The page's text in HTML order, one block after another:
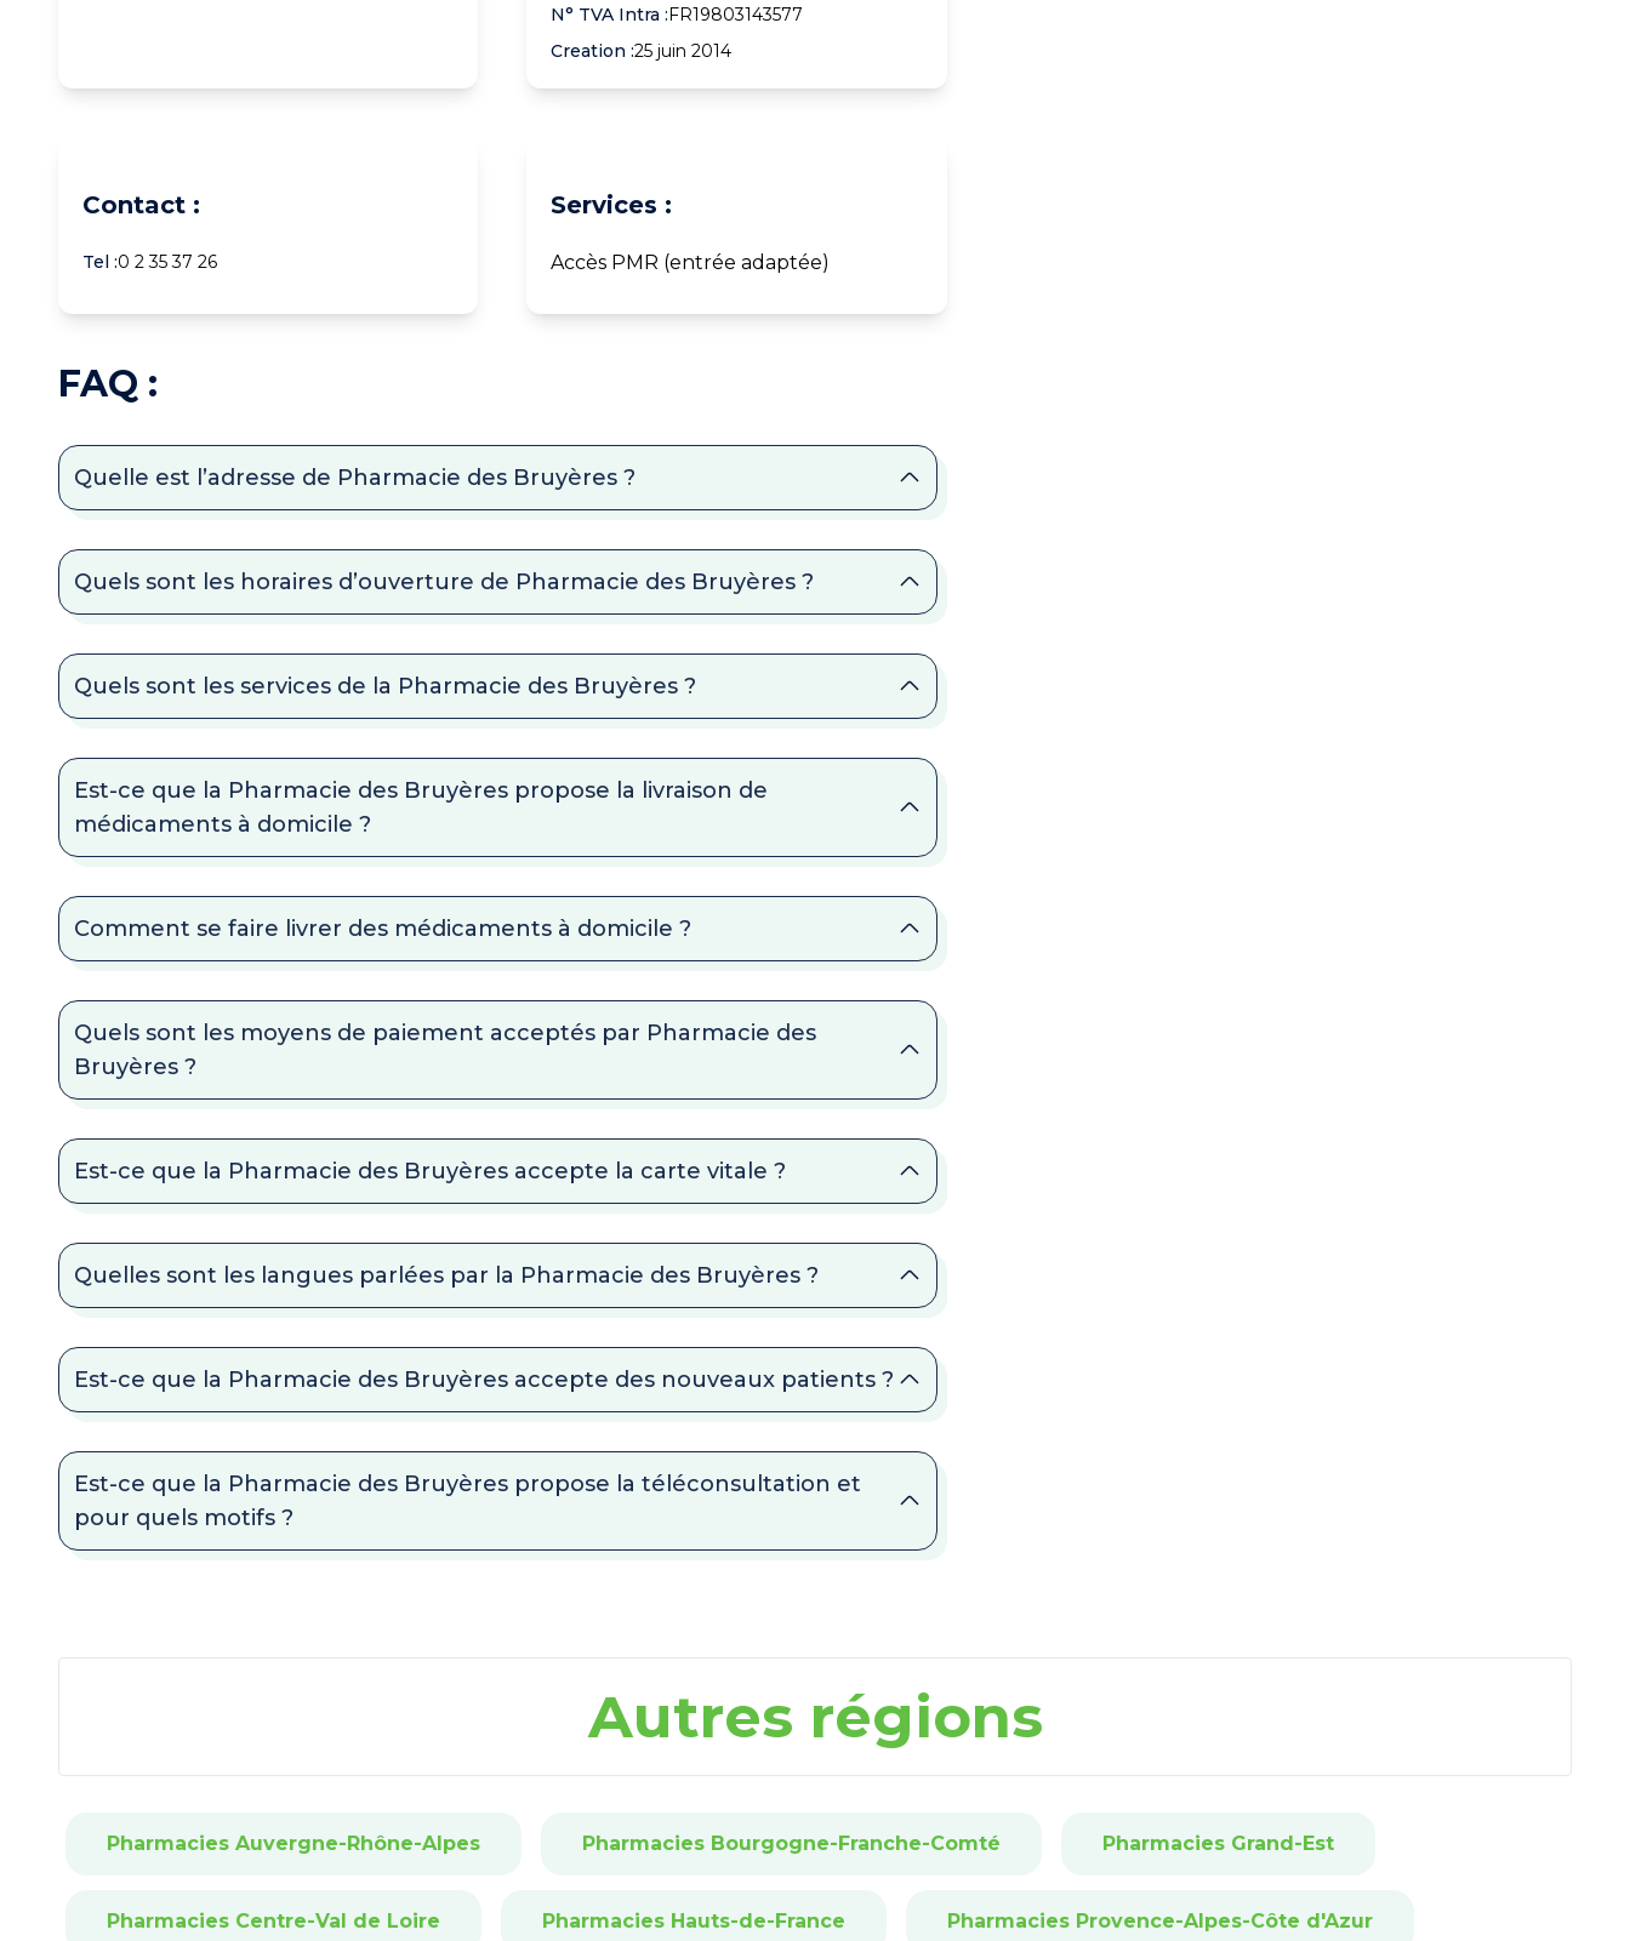
N° TVA Intra :FR19803143577
Creation :25 juin 2014
Contact :
Tel :0 2 35 37 26
Services :
Accès PMR (entrée adaptée)
FAQ :
Quelle est l’adresse de Pharmacie des Bruyères ?
Quels sont les horaires d’ouverture de Pharmacie des Bruyères ?
Quels sont les services de la Pharmacie des Bruyères ?
Est-ce que la Pharmacie des Bruyères propose la livraison de
médicaments à domicile ?
Comment se faire livrer des médicaments à domicile ?
Quels sont les moyens de paiement acceptés par Pharmacie des
Bruyères ?
Est-ce que la Pharmacie des Bruyères accepte la carte vitale ?
Quelles sont les langues parlées par la Pharmacie des Bruyères ?
Est-ce que la Pharmacie des Bruyères accepte des nouveaux patients ?
Est-ce que la Pharmacie des Bruyères propose la téléconsultation et
pour quels motifs ?
Autres régions
Pharmacies Auvergne-Rhône-Alpes Pharmacies Bourgogne-Franche-Comté Pharmacies Grand-Est
Pharmacies Centre-Val de Loire Pharmacies Hauts-de-France Pharmacies Provence-Alpes-Côte d'Azur